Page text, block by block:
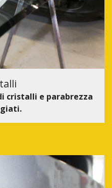
cristalli e parabrezza